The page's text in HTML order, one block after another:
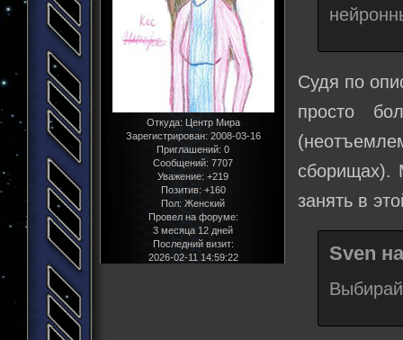
Откуда: Центр Мира
Зарегистрирован: 2008-03-16
Приглашений: 0
Сообщений: 7707
Уважение: +219
Позитив: +160
Пол:Женский
Провел на форуме:
3 месяца 12 дней
Последний визит:
2026-02-11 14:59:22
Судя по
просто
сборищах).
занять в
Sven